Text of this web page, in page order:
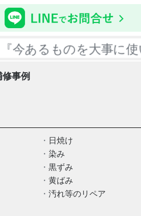
ものを大事に使いまし
修事例
日焼け
染み
黒ずみ
黄ばみ
汚れ等のリペア